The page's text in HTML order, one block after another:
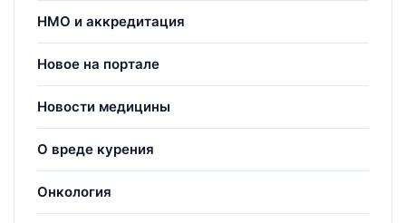
НМО и аккредитация
Новое на портале
Новости медицины
О вреде курения
Онкология